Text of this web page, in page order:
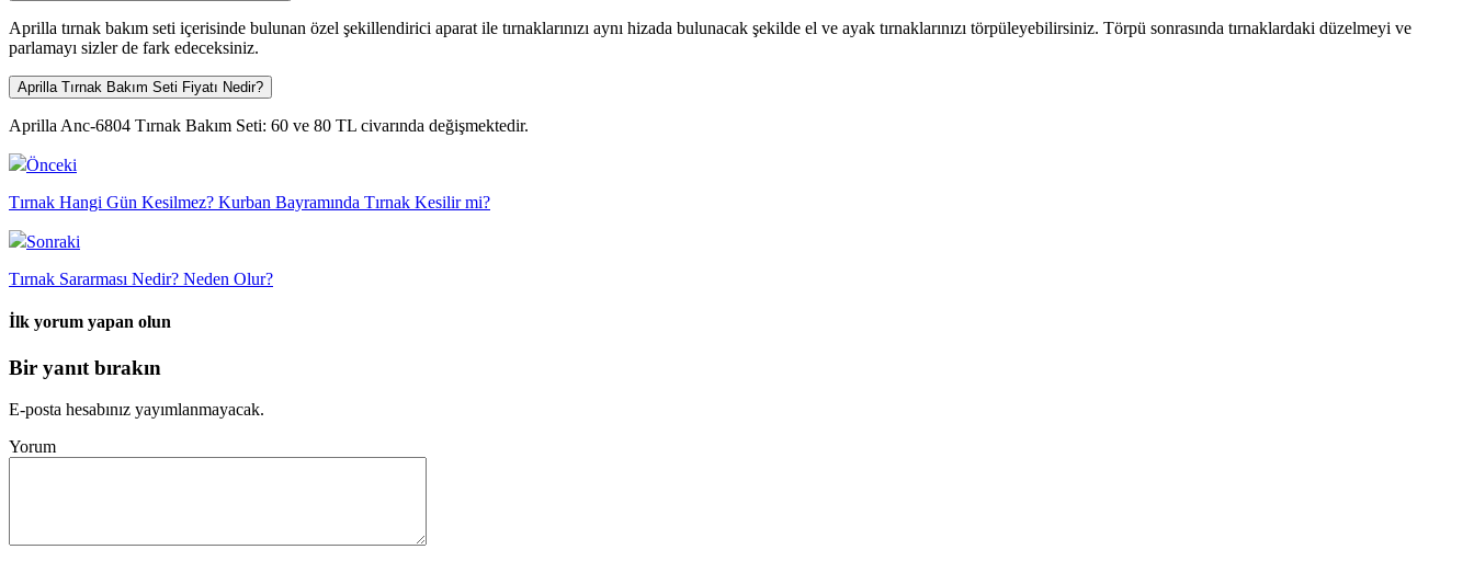
Aprilla tırnak bakım seti içerisinde bulunan özel şekillendirici aparat ile tırnaklarınızı aynı hizada bulunacak şekilde el ve ayak tırnaklarınızı törpüleyebilirsiniz. Törpü sonrasında tırnaklardaki düzelmeyi ve
parlamayı sizler de fark edeceksiniz.
Aprilla Tırnak Bakım Seti Fiyatı Nedir?
Aprilla Anc-6804 Tırnak Bakım Seti: 60 ve 80 TL civarında değişmektedir.
Önceki
Tırnak Hangi Gün Kesilmez? Kurban Bayramında Tırnak Kesilir mi?
Sonraki
Tırnak Sararması Nedir? Neden Olur?
İlk yorum yapan olun
Bir yanıt bırakın
E-posta hesabınız yayımlanmayacak.
Yorum